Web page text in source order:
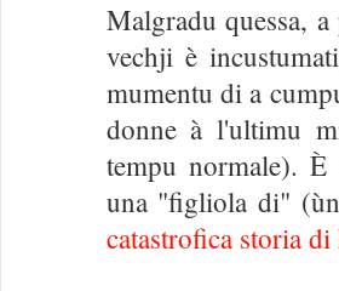
Malgradu quessa,
vechji è
mumentu di a
donne à l'ultimu
tempu normale).
una "figliola di"
catastrofica storia